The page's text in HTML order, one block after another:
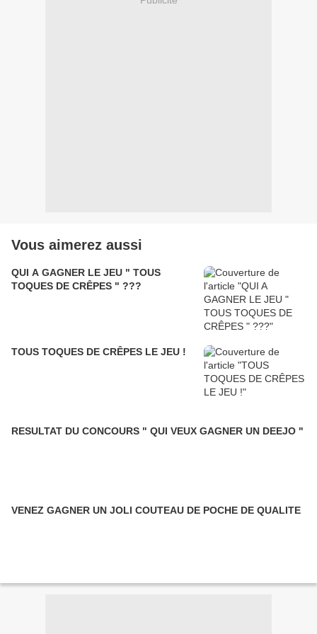
Vous aimerez aussi
QUI A GAGNER LE JEU " TOUS
TOQUES DE CRÊPES " ???
TOUS TOQUES DE CRÊPES LE JEU !
RESULTAT DU CONCOURS " QUI VEUX GAGNER UN DEEJO "
VENEZ GAGNER UN JOLI COUTEAU DE POCHE DE QUALITE